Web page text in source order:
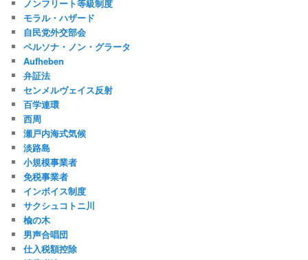
ノンフリート等級制度
モラル・ハザード
自民党外交部会
ペルソナ・ノン・グラータ
Aufheben
弁証法
センメルヴェイス反射
百学連環
西周
瀬戸内海式気候
淡路島
小規模事業者
免税事業者
インボイス制度
サクシュコトニ川
楡の木
男声合唱団
仕入税額控除